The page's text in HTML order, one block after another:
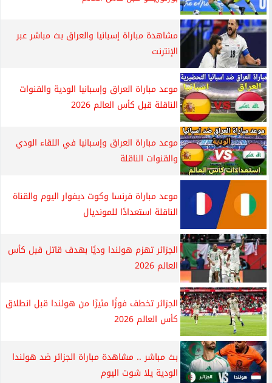
مشاهدة مباراة إسبانيا والعراق بث مباشر عبر
الإنترنت
موعد مباراة العراق وإسبانيا الودية والقنوات
الناقلة قبل كأس العالم 2026
موعد مباراة العراق وإسبانيا في اللقاء الودي
والقنوات الناقلة
موعد مباراة فرنسا وكوت ديفوار اليوم والقناة
الناقلة استعدادًا للمونديال
الجزائر تهزم هولندا وديًا بهدف قاتل قبل كأس
العالم 2026
الجزائر تخطف فوزًا مثيرًا من هولندا قبل انطلاق
كأس العالم 2026
بث مباشر .. مشاهدة مباراة الجزائر ضد هولندا
الودية يلا شوت اليوم